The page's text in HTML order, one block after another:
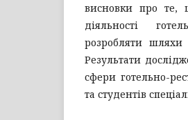
висновки про те,
діяльності
розробляти шляхи
Результати
сфери готельно-
та студентів